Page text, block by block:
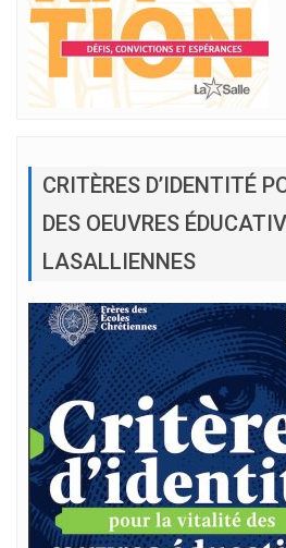
CRITÈRES D’IDENTITÉ
DES OEUVRES
LASALLIENNES